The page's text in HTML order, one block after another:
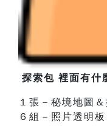
探索包 裡面有什
１張－秘境地圖
６組－照片透明